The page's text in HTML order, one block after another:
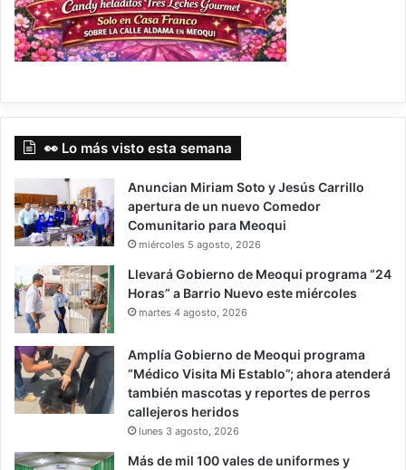
👀 Lo más visto esta semana
Anuncian Miriam Soto y Jesús Carrillo
apertura de un nuevo Comedor
Comunitario para Meoqui
miércoles 5 agosto, 2026
Llevará Gobierno de Meoqui programa “24
Horas” a Barrio Nuevo este miércoles
martes 4 agosto, 2026
Amplía Gobierno de Meoqui programa
“Médico Visita Mi Establo”; ahora atenderá
también mascotas y reportes de perros
callejeros heridos
lunes 3 agosto, 2026
Más de mil 100 vales de uniformes y